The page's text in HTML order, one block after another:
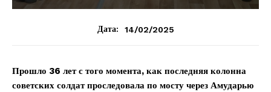
Дата: 14/02/2025
Прошло 36 лет с того момента, как последняя колонна
советских солдат проследовала по мосту через Амударью